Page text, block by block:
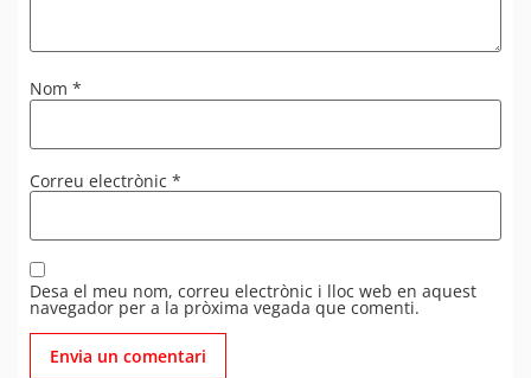
Nom *
Correu electrònic *
Desa el meu nom, correu electrònic i lloc web en aquest
navegador per a la pròxima vegada que comenti.